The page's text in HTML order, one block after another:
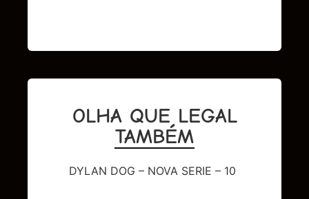
OLHA QUE LEGAL
TAMBÉM
DYLAN DOG – NOVA SERIE – 10